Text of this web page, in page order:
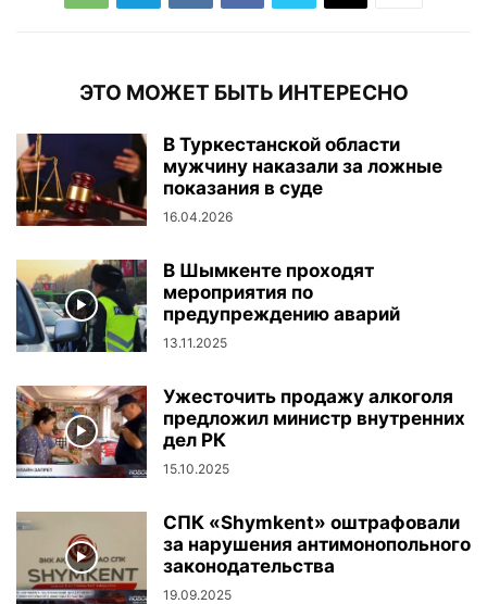
ЭТО МОЖЕТ БЫТЬ ИНТЕРЕСНО
В Туркестанской области
мужчину наказали за ложные
показания в суде
16.04.2026
В Шымкенте проходят
мероприятия по
предупреждению аварий
13.11.2025
Ужесточить продажу алкоголя
предложил министр внутренних
дел РК
15.10.2025
СПК «Shymkent» оштрафовали
за нарушения антимонопольного
законодательства
19.09.2025